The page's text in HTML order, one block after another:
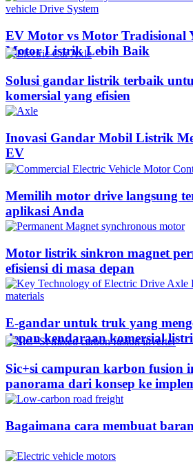
EV Motor vs Motor Tradisional
Motor Listrik Lebih Baik
Solusi gandar listrik terbaik
komersial yang efisien
Inovasi Gandar Mobil Listrik
EV
Memilih motor drive langsung
aplikasi Anda
Motor listrik sinkron magnet
efisiensi di masa depan
E-gandar untuk truk yang
depan kendaraan komersial
Sic+si campuran karbon fusion
panorama dari konsep ke
Bagaimana cara membuat